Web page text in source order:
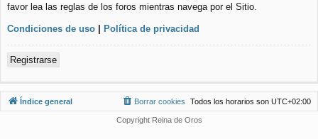
favor lea las reglas de los foros mientras navega por el Sitio.
Condiciones de uso | Política de privacidad
Registrarse
Índice general Todos los horarios son UTC+02:00
Borrar cookies
Copyright Reina de Oros